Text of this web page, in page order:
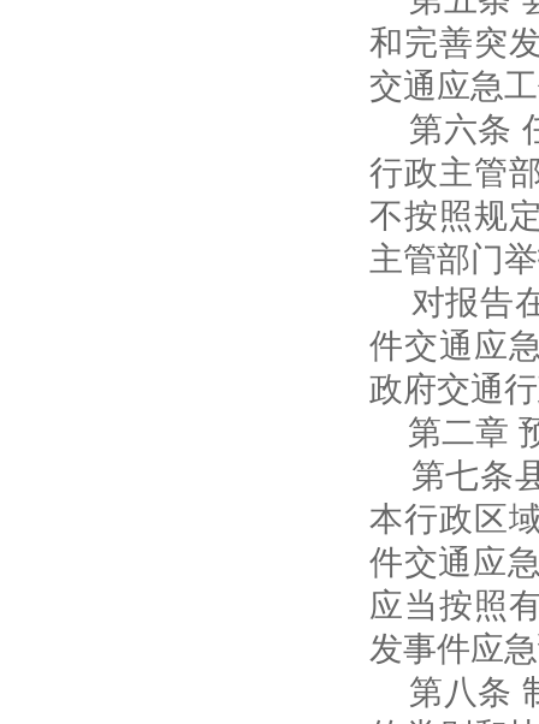
和完善突
交通应急
第六条
行政主管
不按照规
主管部门
对报告
件交通应
政府交通
第二章
第七条
本行政区
件交通应
应当按照
发事件应
第八条